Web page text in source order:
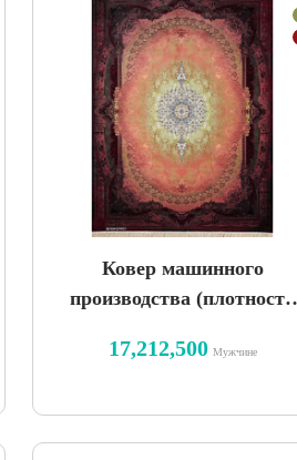
Ковер машинного
производства (плотность
эксклюзивный винтажный
17,212,500 Мужчине